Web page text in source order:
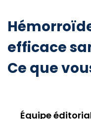
efficace
Ce que
Équipe